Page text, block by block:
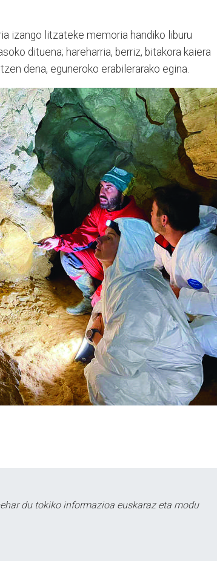
izango litzateke memoria handiko liburu
dituena; hareharria, berriz, bitakora kaiera
dena, eguneroko erabilerarako egina.
du tokiko informazioa euskaraz eta modu